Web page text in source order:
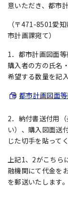
意いただき、都市
（〒471-8501愛
市計画課宛て）
1．都市計画図面
購入者の方の氏名
希望する数量を記
都市計画図面
2．納付書送付用
い）、購入図面送
じた切手を貼って
上記1、2がこちら
融機関にて代金を
を郵送いたします。